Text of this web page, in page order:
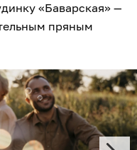
«Баварская» —
пряным